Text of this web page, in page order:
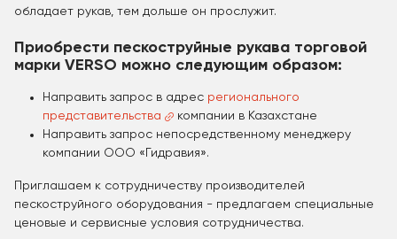
обладает рукав, тем дольше он прослужит.
Приобрести пескоструйные рукава торговой
марки VERSO можно следующим образом:
Направить запрос в адрес регионального
представительства
компании в Казахстане
Направить запрос непосредственному менеджеру
компании ООО «Гидравия».
Приглашаем к сотрудничеству производителей
пескоструйного оборудования - предлагаем специальные
ценовые и сервисные условия сотрудничества.